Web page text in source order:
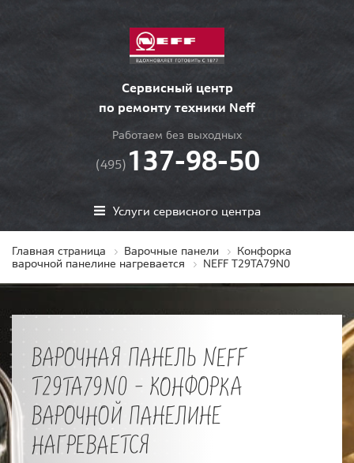
Сервисный центр
по ремонту техники Neff
Работаем без выходных
(495) 137-98-50
Услуги сервисного центра
Главная страница Варочные панели
Конфорка
варочной панелине нагревается
NEFF T29TA79N0
ВАРОЧНАЯ ПАНЕЛЬ NEFF
T29TA79N0 - КОНФОРКА
ВАРОЧНОЙ ПАНЕЛИНЕ
НАГРЕВАЕТСЯ